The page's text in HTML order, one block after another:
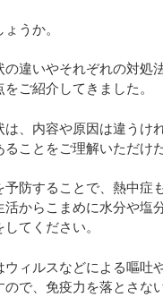
うか。
の違いやそれぞれの対処
ご紹介してきました。
は、内容や原因は違うけ
ことをご理解いただけ
予防することで、熱中症
活からこまめに水分や塩
てください。
ウィルスなどによる嘔吐
ので、免疫力を落とさな